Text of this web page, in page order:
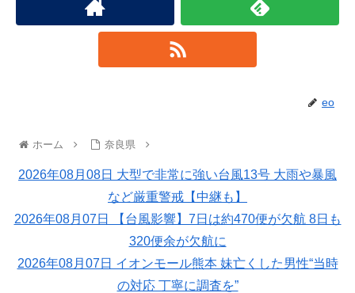
eo
ホーム 奈良県
2026年08月08日 大型で非常に強い台風13号 大雨や暴風
など厳重警戒【中継も】
2026年08月07日 【台風影響】7日は約470便が欠航 8日も
320便余が欠航に
2026年08月07日 イオンモール熊本 妹亡くした男性“当時
の対応 丁寧に調査を”